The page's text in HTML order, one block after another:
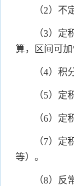
（2）不
（3）定
算，区间可
（4）积
（5）定
（6）定
（7）定
等）。
（8）反